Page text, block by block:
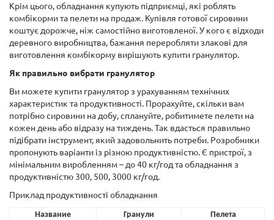
Крім цього, обладнання купують підприємці, які роблять
комбікорми та пелети на продаж. Купівля готової сировини
коштує дорожче, ніж самостійно виготовленої. У кого є відходи
деревного виробництва, бажання переробляти злакові для
виготовлення комбікорму вирішують купити гранулятор.
Як правильно вибрати гранулятор
Ви можете купити гранулятор з урахуванням технічних
характеристик та продуктивності. Прорахуйте, скільки вам
потрібно сировини на добу, сплануйте, робитимете пелети на
кожен день або відразу на тиждень. Так вдасться правильно
підібрати інструмент, який задовольнить потреби. Розробники
пропонують варіанти із різною продуктивністю. Є пристрої, з
мінімальним виробленням – до 40 кг/год та обладнання з
продуктивністю 300, 500, 3000 кг/год.
Приклад продуктивності обладнання
Название Гранули Пелета